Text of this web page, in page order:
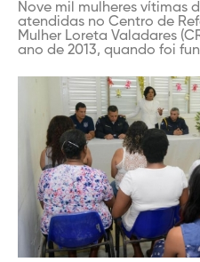
Nove mil mulheres vítimas
atendidas no Centro de
Mulher Loreta Valadares
ano de 2013, quando foi